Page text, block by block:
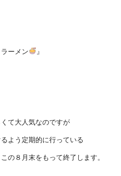
ーメン 』
て大人気なのですが
よう定期的に行っている
の８月末をもって終了します。